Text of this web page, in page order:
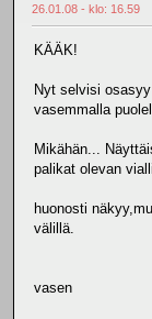
26.01.08 - klo: 16.59
KÄÄK!
Nyt selvisi
vasemmalla
Mikähän...
palikat olevan
huonosti
välillä.
vasen